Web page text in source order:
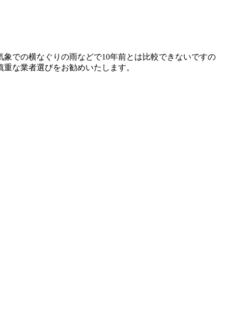
での横なぐりの雨などで10年前とは比較できないですの
な業者選びをお勧めいたします。